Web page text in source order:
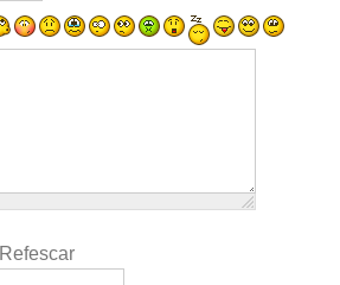
Refescar